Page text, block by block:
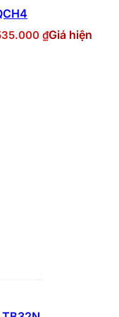
₫Giá hiện